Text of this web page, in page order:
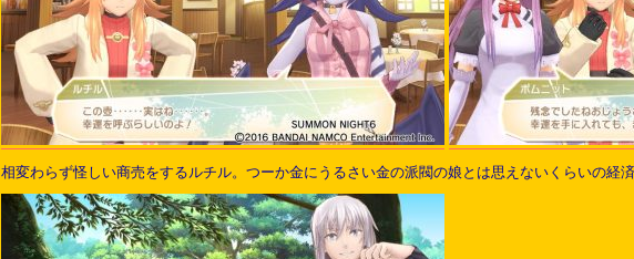
相変わらず怪しい商売をするルチル。つーか金にうるさい金の派閥の娘とは思えないくらいの経